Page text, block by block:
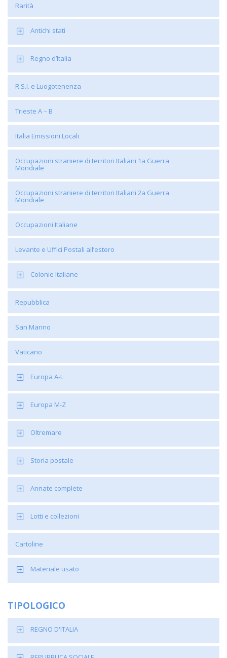
Rarità
Antichi stati
Regno d’Italia
R.S.I. e Luogotenenza
Trieste A – B
Italia Emissioni Locali
Occupazioni straniere di territori Italiani 1a Guerra
Mondiale
Occupazioni straniere di territori Italiani 2a Guerra
Mondiale
Occupazioni Italiane
Levante e Uffici Postali all’estero
Colonie Italiane
Repubblica
San Marino
Vaticano
Europa A-L
Europa M-Z
Oltremare
Storia postale
Annate complete
Lotti e collezioni
Cartoline
Materiale usato
TIPOLOGICO
REGNO D'ITALIA